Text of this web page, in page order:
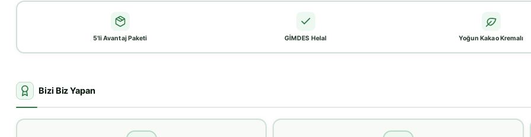
5'li Avantaj Paketi GİMDES Helal Yoğun Kakao Kremalı
Bizi Biz Yapan